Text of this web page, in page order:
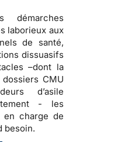
démarches
laborieux aux
de santé,
dissuasifs
–dont la
CMU
d’asile
- les
charge de
besoin.